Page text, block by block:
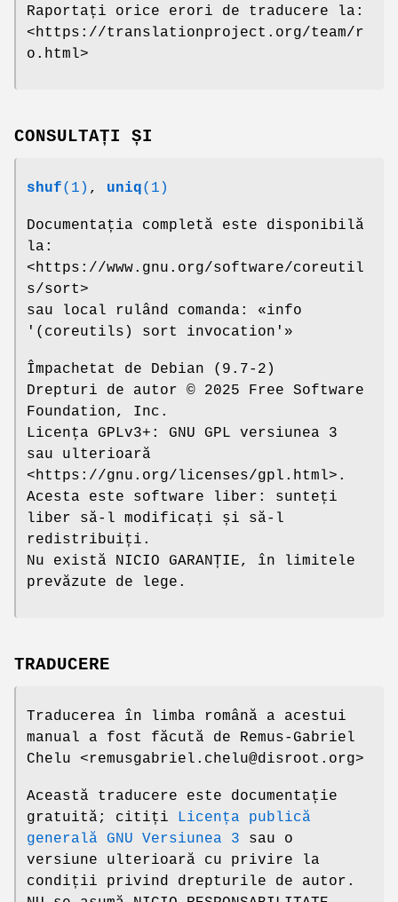
Raportați orice erori de traducere la:
<https://translationproject.org/team/r
o.html>
CONSULTAȚI ȘI
shuf(1) , uniq(1)
Documentația completă este disponibilă
la:
<https://www.gnu.org/software/coreutil
s/sort>
sau local rulând comanda: «info
'(coreutils) sort invocation'»
Împachetat de Debian (9.7-2)
Drepturi de autor © 2025 Free Software
Foundation, Inc.
Licența GPLv3+: GNU GPL versiunea 3
sau ulterioară
<https://gnu.org/licenses/gpl.html>.
Acesta este software liber: sunteți
liber să-l modificați și să-l
redistribuiți.
Nu există NICIO GARANȚIE, în limitele
prevăzute de lege.
TRADUCERE
Traducerea în limba română a acestui
manual a fost făcută de Remus-Gabriel
Chelu <remusgabriel.chelu@disroot.org>
Această traducere este documentație
gratuită; citiți Licența publică
generală GNU Versiunea 3 sau o
versiune ulterioară cu privire la
condiții privind drepturile de autor.